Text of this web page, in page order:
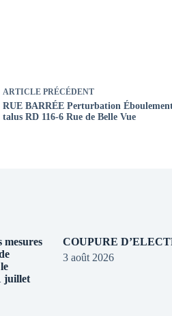
ARTICLE PRÉCÉDENT
RUE BARRÉE Perturbation
talus RD 116-6 Rue de Belle Vue
mesures
juillet
COUPURE
3 août 2026